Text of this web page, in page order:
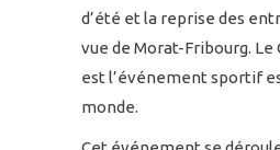
d’été et la reprise des
vue de Morat-Fribourg. Le
est l’événement sportif
monde.